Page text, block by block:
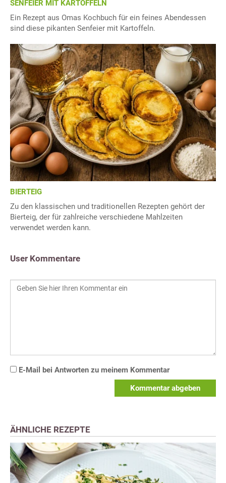
SENFEIER MIT KARTOFFELN
Ein Rezept aus Omas Kochbuch für ein feines Abendessen
sind diese pikanten Senfeier mit Kartoffeln.
BIERTEIG
Zu den klassischen und traditionellen Rezepten gehört der
Bierteig, der für zahlreiche verschiedene Mahlzeiten
verwendet werden kann.
User Kommentare
E-Mail bei Antworten zu meinem Kommentar
Kommentar abgeben
ÄHNLICHE REZEPTE